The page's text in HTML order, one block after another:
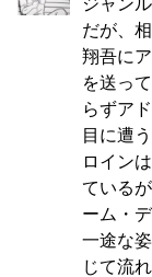
ジャン
だが、
翔吾に
を送っ
らずア
目に遭
ロイン
ている
ーム・
一途な
じて流